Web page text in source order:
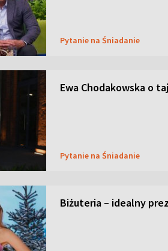
Pytanie na Śniadanie
Ewa Chodakowska o
Pytanie na Śniadanie
Biżuteria – idealny